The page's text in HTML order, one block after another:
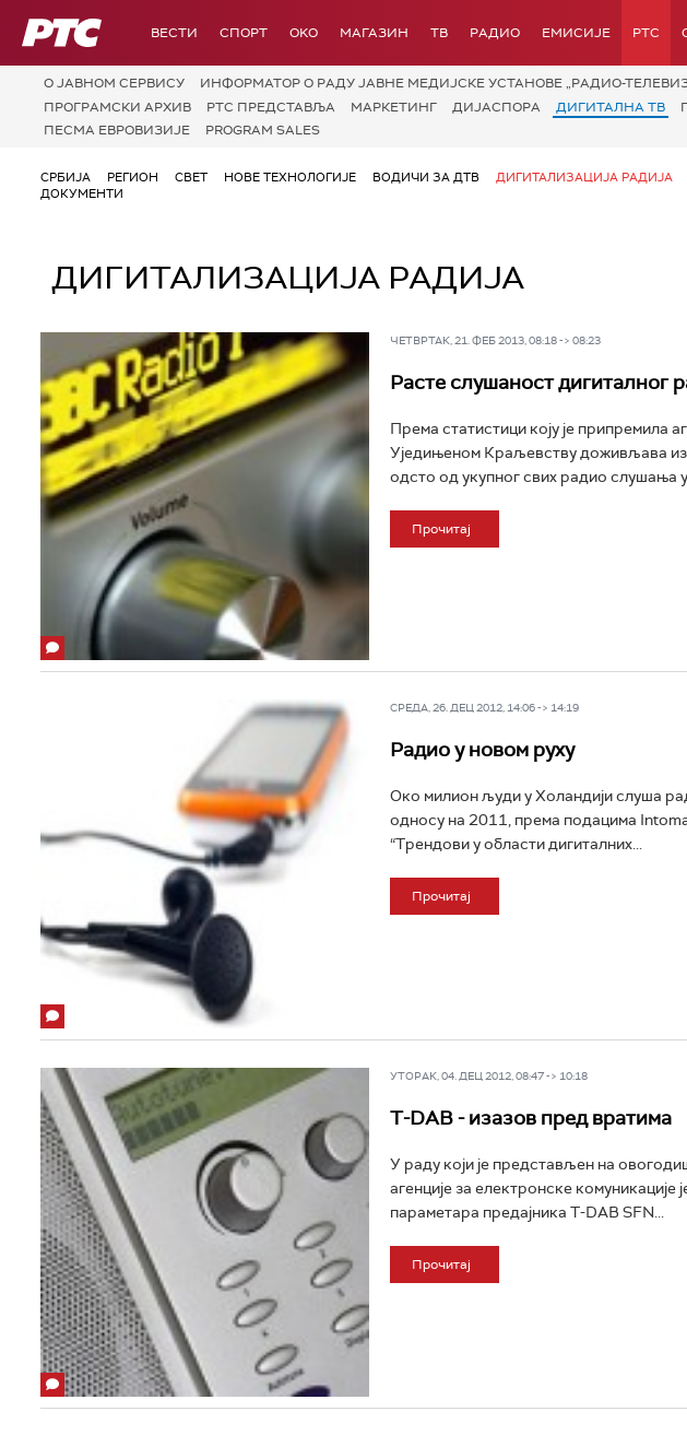
РТС ВЕСТИ СПОРТ OKO МАГАЗИН ТВ РАДИО ЕМИСИЈЕ РТС
О JАВНОМ СЕРВИСУ ИНФОРМАТОР О РАДУ ЈАВНЕ МЕДИЈСКЕ УСТАНОВЕ „РАДИО-
ПРОГРАМСКИ АРХИВ
РТС ПРЕДСТАВЉА МАРКЕТИНГ ДИЈАСПОРА ДИГИТАЛНА ТВ
ПЕСМА ЕВРОВИЗИЈЕ
PROGRAM SALES
СРБИЈА РЕГИОН СВЕТ НОВЕ ТЕХНОЛОГИЈЕ ВОДИЧИ ЗА ДТВ ДИГИТАЛИЗАЦИЈА РАДИЈА
ДОКУМЕНТИ
ДИГИТАЛИЗАЦИЈА РАДИЈА
ЧЕТВРТАК, 21. ФЕБ 2013, 08:18 -> 08:23
Расте слушаност дигиталног
Према статистици коју је припремила
Уједињеном Краљевству доживљава
одсто од укупног свих радио слушања у
Прочитај
СРЕДА, 26. ДЕЦ 2012, 14:06 -> 14:19
Радио у новом руху
Око милион људи у Холандији слуша
односу на 2011, према подацима
“Трендови у области дигиталних...
Прочитај
УТОРАК, 04. ДЕЦ 2012, 08:47 -> 10:18
T-DAB - изазов пред вратима
У раду који је представљен на
агенције за електронске
параметара предајника T-DAB SFN...
Прочитај